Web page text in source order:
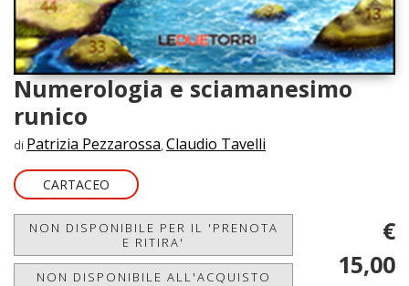
Numerologia e sciamanesimo
runico
di Patrizia Pezzarossa, Claudio Tavelli
CARTACEO
NON DISPONIBILE PER IL 'PRENOTA
E RITIRA'
NON DISPONIBILE ALL'ACQUISTO
€
15,00